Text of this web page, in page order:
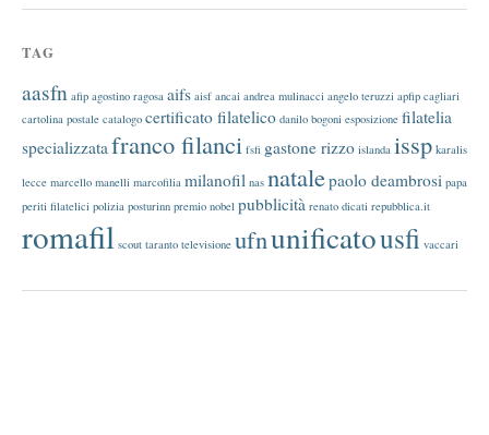
TAG
aasfn afip agostino ragosa aifs aisf ancai andrea mulinacci angelo teruzzi apfip cagliari
cartolina postale catalogo certificato filatelico danilo bogoni esposizione filatelia
specializzata franco filanci fsfi gastone rizzo islanda issp karalis
lecce marcello manelli marcofilia milanofil nas natalepaolo deambrosi papa
periti filatelici polizia posturinn premio nobel pubblicità renato dicati repubblica.it
romafil scout taranto televisione ufnunificatousfi vaccari